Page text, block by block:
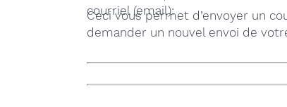
Ceci vous permet d’envoyer un
demander un nouvel envoi de
courriel (email):